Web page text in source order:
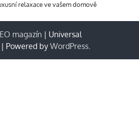
relaxace ve vašem domově
magazín | Universal
| Powered by WordPress.